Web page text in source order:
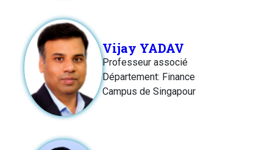
Vijay YADAV
Professeur associé
Département: Finance
Campus de Singapour